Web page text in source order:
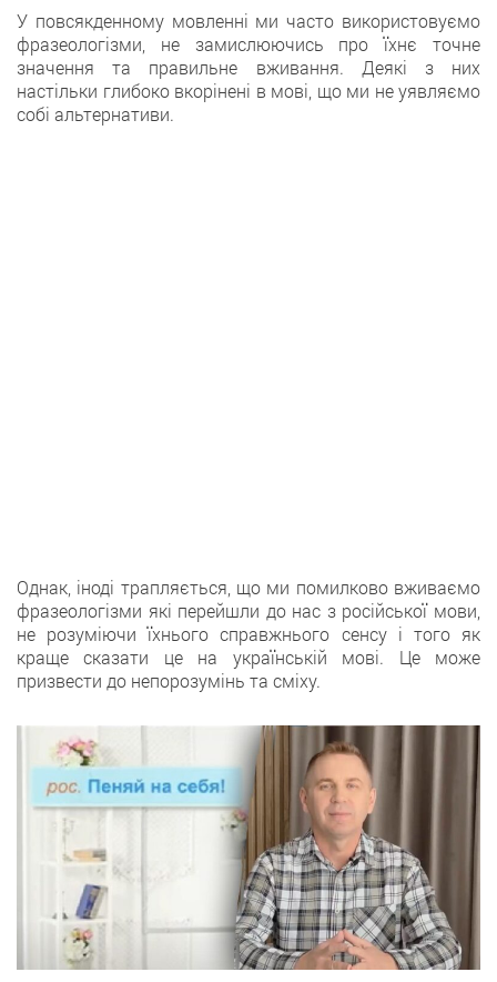
У повсякденному мовленні ми часто використовуємо
фразеологізми, не замислюючись про їхнє точне
значення та правильне вживання. Деякі з них
настільки глибоко вкорінені в мові, що ми не уявляємо
собі альтернативи.
Однак, іноді трапляється, що ми помилково вживаємо
фразеологізми які перейшли до нас з російської мови,
не розуміючи їхнього справжнього сенсу і того як
краще сказати це на українській мові. Це може
призвести до непорозумінь та сміху.